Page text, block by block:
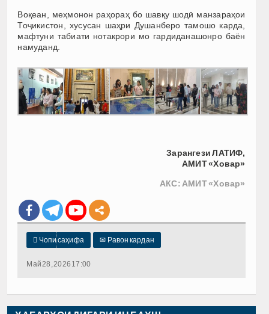
Воқеан, меҳмонон раҳораҳ бо шавқу шодӣ манзараҳои
Тоҷикистон, хусусан шаҳри Душанберо тамошо карда,
мафтуни табиати нотакрори мо гардиданашонро баён
намуданд.
Зарангези ЛАТИФ,
АМИТ «Ховар»
АКС: АМИТ «Ховар»
 Чопи саҳифа ✉ Равон кардан
Май 28, 2026 17:00